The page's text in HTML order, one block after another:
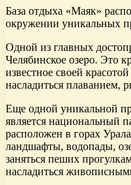
База отдыха «Маяк»
окружении уникальных
Одной из главных
Челябинское озеро. Это
известное своей
насладиться плаванием,
Еще одной уникальной
является национальный
расположен в горах
ландшафты, водопады,
заняться пеших
насладиться